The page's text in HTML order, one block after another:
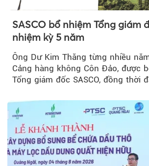
SASCO bổ nhiệm Tổng giám
nhiệm kỳ 5 năm
Ông Dư Kim Thăng từng nhiều
Cảng hàng không Côn Đảo, được
Tổng giám đốc SASCO, đồng thời